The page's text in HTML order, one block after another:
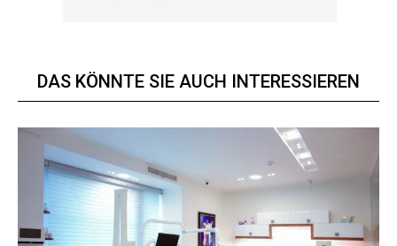
DAS KÖNNTE SIE AUCH INTERESSIEREN